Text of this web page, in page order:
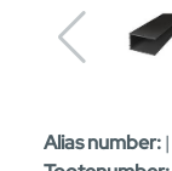
Alias number:|